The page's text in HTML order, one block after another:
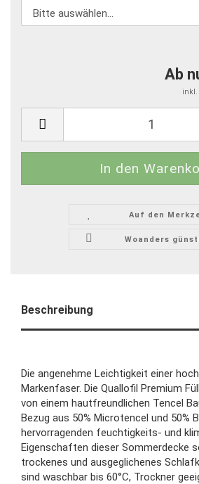
Ab
inkl.
Auf den
Woanders
Beschreibung
Die angenehme Leichtigkeit einer
Markenfaser. Die Quallofil Premium
von einem hautfreundlichen Tencel
Bezug aus 50% Microtencel und 50%
hervorragenden feuchtigkeits- und
Eigenschaften dieser Sommerdecke
trockenes und ausgeglichenes
sind waschbar bis 60°C, Trockner